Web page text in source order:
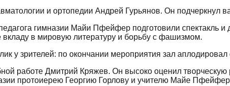
и ортопедии Андрей Гурьянов. Он подчеркнул
гимназии Майи Пфейфер подготовили
вкладу в мировую литературу и борьбу с фашизмом.
у зрителей: по окончании мероприятия зал аплодировал
работе Дмитрий Кряжев. Он высоко оценил творческую
протоиерею Георгию Горлову и учителю Майе